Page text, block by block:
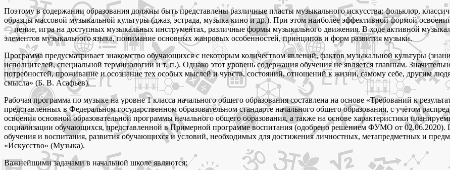
Поэтому в содержании образования должны быть представлены различные пласты музыкального искусства: фольклор,
образцы массовой музыкальной культуры (джаз, эстрада, музыка кино и др.). При этом наиболее эффективной формой
— пение, игра на доступных музыкальных инструментах, различные формы музыкального движения. В ходе активной
элементов музыкального языка, понимание основных жанровых особенностей, принципов и форм развития музыки.
Программа предусматривает знакомство обучающихся с некоторым количеством явлений, фактов музыкальной культуры
исполнителей, специальной терминологии и т. п.). Однако этот уровень содержания обучения не является главным.
потребностей, проживание и осознание тех особых мыслей и чувств, состояний, отношений к жизни, самому себе, другим
смысла» (Б. В. Асафьев).
Рабочая программа по музыке на уровне 1 класса начального общего образования составлена на основе «Требований к
представленных в Федеральном государственном образовательном стандарте начального общего образования, с учётом
освоения основной образовательной программы начального общего образования, а также на основе характеристики
социализации обучающихся, представленной в Примерной программе воспитания (одобрено решением ФУМО от 02.06.2020).
обучения и воспитания, развития обучающихся и условий, необходимых для достижения личностных, метапредметных и
«Искусство» (Музыка).
Важнейшими задачами в начальной школе являются: